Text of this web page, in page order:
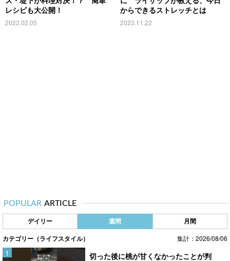
レシピも大公開！
2022.02.05
からできるストレッチとは
2023.11.22
POPULAR ARTICLE
デイリー 週間 月間
カテゴリー（ライフスタイル） 集計：2026/08/06
切った後に桃が甘くなかったことが判